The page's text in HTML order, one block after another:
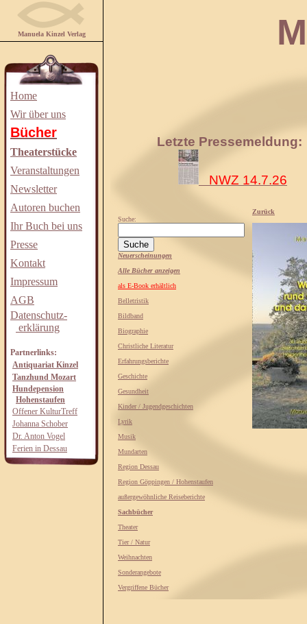
Manuela Kinzel Verlag
Home
Wir über uns
Bücher
Theaterstücke
Veranstaltungen
Newsletter
Autoren buchen
Ihr Buch bei uns
Presse
Kontakt
Impressum
AGB
Datenschutz-
erklärung
Partnerlinks:
Antiquariat Kinzel
Tanzhund Mozart
Hundepension
Hohenstaufen
Offener KulturTreff
Johanna Schober
Dr. Anton Vogel
Ferien in Dessau
Letzte Pressemeldung:
NWZ 14.7.26
Suche:
Neuerscheinungen
Alle Bücher anzeigen
als E-Book erhältlich
Belletristik
Bildband
Biographie
Christliche Literatur
Erfahrungsberichte
Geschichte
Gesundheit
Kinder / Jugendgeschichten
Lyrik
Musik
Mundarten
Region Dessau
Region Göppingen / Hohenstaufen
außergewöhnliche Reiseberichte
Sachbücher
Theater
Tier / Natur
Weihnachten
Sonderangebote
Vergriffene Bücher
Zurück